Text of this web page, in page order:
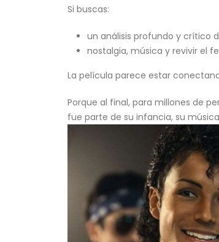
Si buscas:
un análisis profundo y crítico
nostalgia, música y revivir el
La película parece estar
Porque al final, para millones de
fue parte de su infancia, su